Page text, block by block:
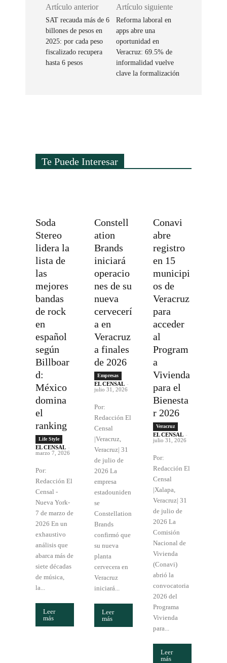
Artículo anterior
SAT recauda más de 6
billones de pesos en
2025: por cada peso
fiscalizado recupera
hasta 6 pesos
Artículo siguiente
Reforma laboral en
apps abre una
oportunidad en
Veracruz: 69.5% de
informalidad vuelve
clave la formalización
Te Puede Interesar
Soda
Stereo
lidera la
lista de
las
mejores
bandas
de rock
en
español
según
Billboar
d:
México
domina
el
ranking
Life Style
EL CENSAL -
marzo 7, 2026
Por:
Redacción El
Censal -
Nueva York-
7 de marzo de
2026 En un
exhaustivo
análisis que
abarca más de
siete décadas
de música,
la...
Leer
más
Constell
ation
Brands
iniciará
operacio
nes de su
nueva
cervecerí
a en
Veracruz
a finales
de 2026
Empresas
EL CENSAL -
julio 31, 2026
Por:
Redacción El
Censal
|Veracruz,
Veracruz| 31
de julio de
2026 La
empresa
estadouniden
se
Constellation
Brands
confirmó que
su nueva
planta
cervecera en
Veracruz
iniciará...
Leer
más
Conavi
abre
registro
en 15
municipi
os de
Veracruz
para
acceder
al
Program
a
Vivienda
para el
Bienesta
r 2026
Veracruz
EL CENSAL -
julio 31, 2026
Por:
Redacción El
Censal
|Xalapa,
Veracruz| 31
de julio de
2026 La
Comisión
Nacional de
Vivienda
(Conavi)
abrió la
convocatoria
2026 del
Programa
Vivienda
para...
Leer
más